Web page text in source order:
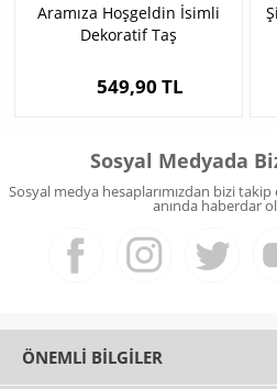
Aramıza Hoşgeldin İsimli
Dekoratif Taş
549,90 TL
Sosyal Medyada
Sosyal medya hesaplarımızdan bizi
anında haberdar
ÖNEMLI BILGILER